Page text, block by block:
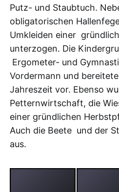
Putz- und Staubtuch.
obligatorischen
Umkleiden einer
unterzogen. Die
Ergometer- und
Vordermann und
Jahreszeit vor. Ebenso
Petternwirtschaft, die
einer gründlichen
Auch die Beete und der
aus.